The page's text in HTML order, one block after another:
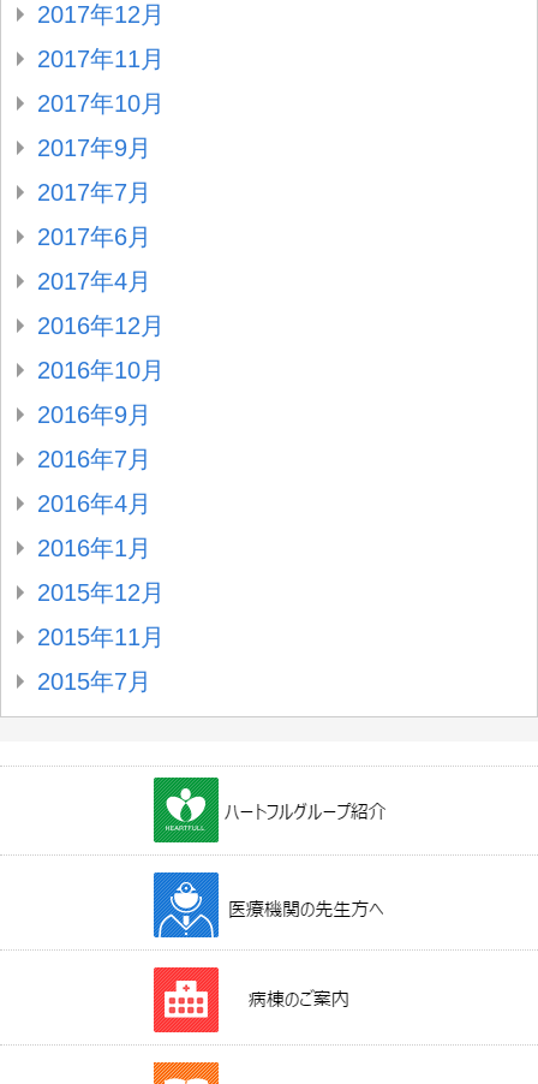
2017年12月
2017年11月
2017年10月
2017年9月
2017年7月
2017年6月
2017年4月
2016年12月
2016年10月
2016年9月
2016年7月
2016年4月
2016年1月
2015年12月
2015年11月
2015年7月